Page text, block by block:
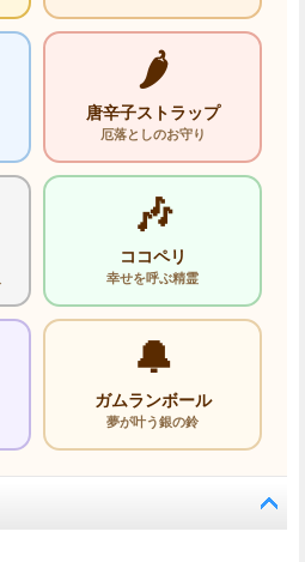
🌶️
唐辛子ストラップ
厄落としのお守り
🎶
ココペリ
幸せを呼ぶ精霊
🔔
ガムランボール
夢が叶う銀の鈴